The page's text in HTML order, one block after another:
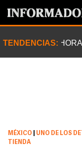
TENDENCIAS:
MÉXICO
UNO DE LOS
TIENDA